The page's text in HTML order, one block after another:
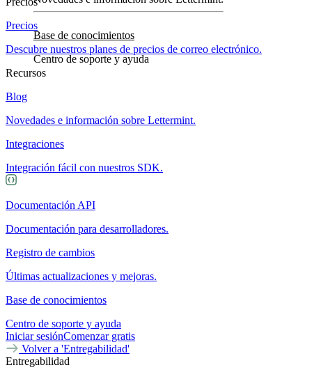
Base de conocimientos
Centro de soporte y ayuda
Precios
Descubre nuestros planes de precios de correo electrónico.
Recursos
Blog
Novedades e información sobre Lettermint.
Integraciones
Integración fácil con nuestros SDK.
Documentación API
Documentación para desarrolladores.
Registro de cambios
Últimas actualizaciones y mejoras.
Base de conocimientos
Centro de soporte y ayuda
Iniciar sesiónComenzar gratis
Volver a 'Entregabilidad'
Entregabilidad